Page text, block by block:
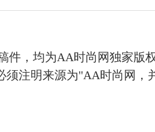
件，均为AA时尚网独家版
须注明来源为"AA时尚网，